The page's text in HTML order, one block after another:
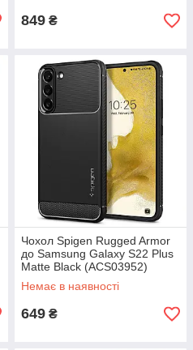
849 ₴
Чохол Spigen Rugged Armor
до Samsung Galaxy S22 Plus
Matte Black (ACS03952)
Немає в наявності
649 ₴